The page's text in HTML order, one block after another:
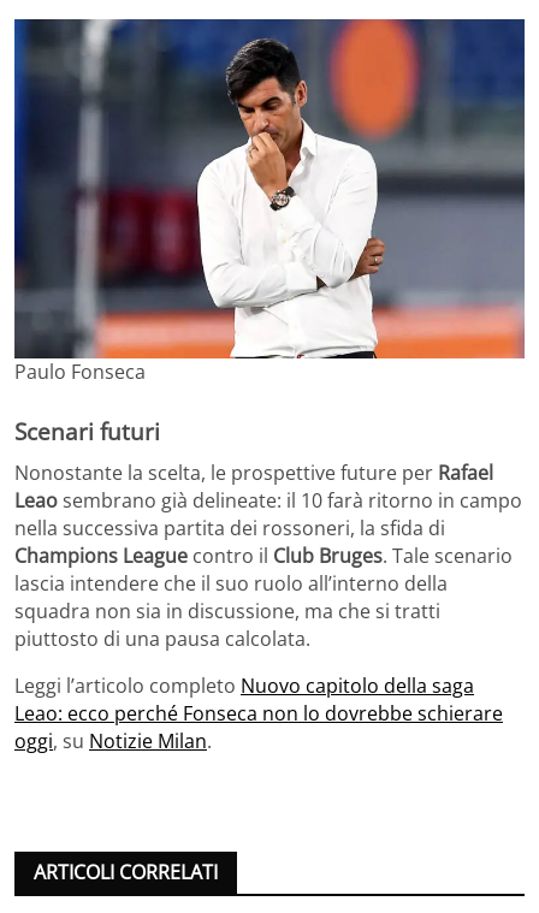
Paulo Fonseca
Scenari futuri
Nonostante la scelta, le prospettive future per Rafael
Leaosembrano già delineate: il 10 farà ritorno in campo
nella successiva partita dei rossoneri, la sfida di
Champions League contro il Club Bruges. Tale scenario
lascia intendere che il suo ruolo all’interno della
squadra non sia in discussione, ma che si tratti
piuttosto di una pausa calcolata.
Leggi l’articolo completo Nuovo capitolo della saga
Leao: ecco perché Fonseca non lo dovrebbe schierare
oggi, su Notizie Milan.
ARTICOLI CORRELATI